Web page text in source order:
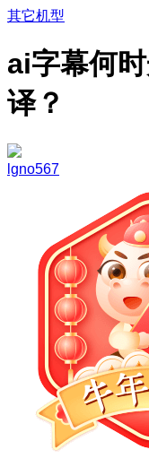
其它机型
ai字幕何
译？
lgno567